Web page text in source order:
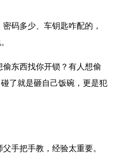
码多少、车钥匙咋配的，
东西找你开锁？有人想偷
了就是砸自己饭碗，更是犯
手把手教，经验太重要。